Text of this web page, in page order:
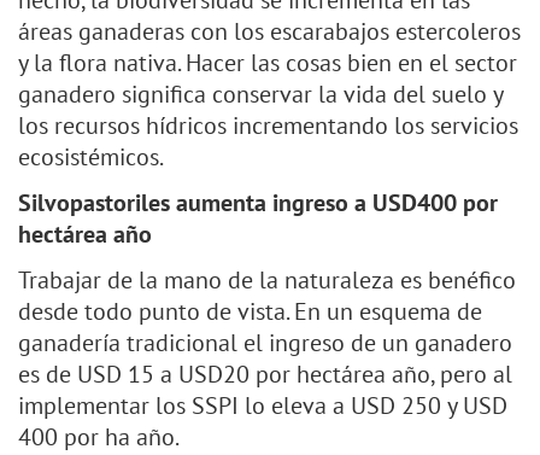
áreas ganaderas con los escarabajos estercoleros
y la flora nativa. Hacer las cosas bien en el sector
ganadero significa conservar la vida del suelo y
los recursos hídricos incrementando los servicios
ecosistémicos.
Silvopastoriles aumenta ingreso a USD400 por
hectárea año
Trabajar de la mano de la naturaleza es benéfico
desde todo punto de vista. En un esquema de
ganadería tradicional el ingreso de un ganadero
es de USD 15 a USD20 por hectárea año, pero al
implementar los SSPI lo eleva a USD 250 y USD
400 por ha año.